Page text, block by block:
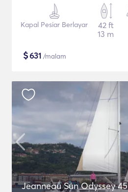
Kapal Pesiar Berlayar
42 ft
13 m
$631 /malam
Jeanneau Sun Odyssey 45